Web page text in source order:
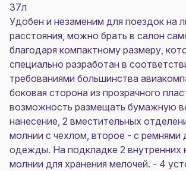
37л
Удобен и незаменим для поездок на
расстояния, можно брать в салон
благодаря компактному размеру,
специально разработан в
требованиями большинства
боковая сторона из прозрачного
возможность размещать бумажную
нанесение, 2 вместительных
молнии с чехлом, второе - с ремнями
одежды. На подкладке 2 внутренних
молнии для хранения мелочей. - 4